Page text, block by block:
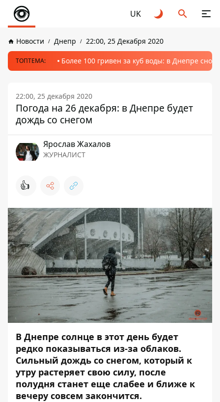
UK
Новости Днепр 22:00, 25 Декабря 2020
ТОПТЕМА: Более 100 гривен за куб воды: в Днепре
22:00, 25 декабря 2020
Погода на 26 декабря: в Днепре будет
дождь со снегом
Ярослав Жахалов
ЖУРНАЛИСТ
👍
В Днепре солнце в этот день будет
редко показываться из-за облаков.
Сильный дождь со снегом, который к
утру растеряет свою силу, после
полудня станет еще слабее и ближе к
вечеру совсем закончится.